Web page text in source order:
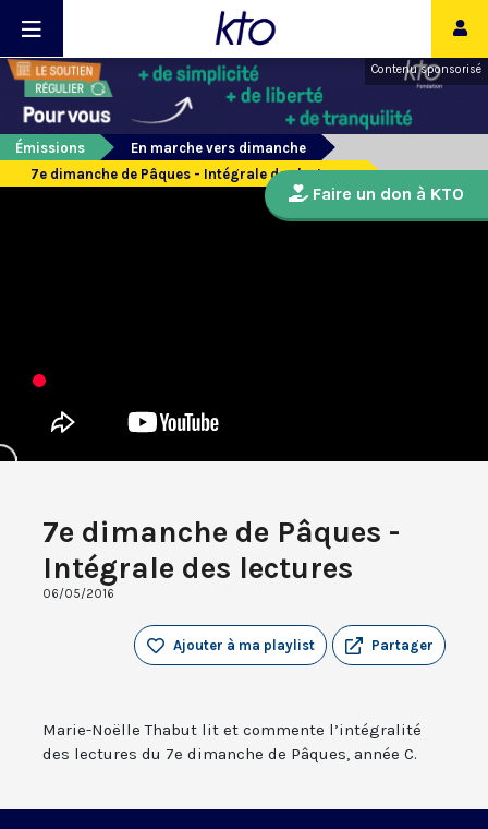
Contenu sponsorisé
Émissions
En marche vers dimanche
7e dimanche de Pâques - Intégrale des lectures
7e dimanche de Pâques -
Intégrale des lectures
06/05/2016
Partager
Ajouter à ma playlist
Marie-Noëlle Thabut lit et commente l’intégralité
des lectures du 7e dimanche de Pâques, année C.
Faire un don à KTO